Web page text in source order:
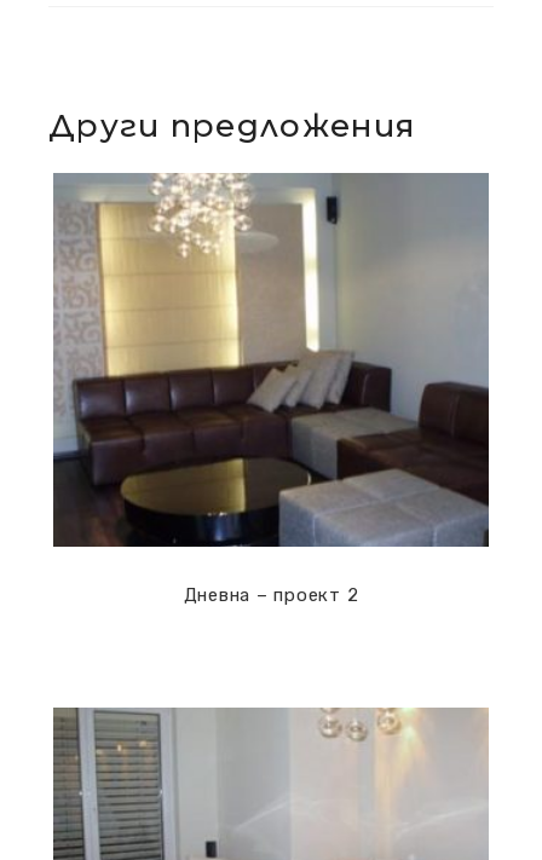
Други предложения
Дневни
Дневна – проект 2